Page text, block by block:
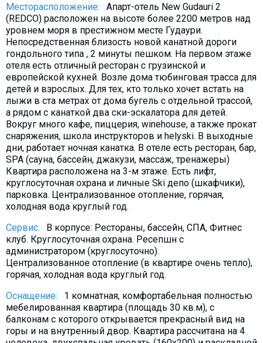
Месторасположение:
Апарт-отель New Gudauri 2
(REDCO) расположен на высоте более 2200 метров над
уровнем моря в престижном месте Гудаури.
Непосредственная близость новой канатной дороги
гондольного типа , 2 минуты пешком. На первом этаже
отеля есть отличный ресторан с грузинской и
европейской кухней. Возле дома тюбинговая трасса для
детей и взрослых. Для тех, кто только хочет встать на
лыжи в ста метрах от дома бугель с отдельной трассой,
а рядом с канаткой два ски-эскалатора для детей.
Вокруг много кафе, пиццерия, winehouse, а также прокат
снаряжения, школа инструкторов и helyski. В выходные
дни, работает ночная канатка. В отеле есть ресторан, бар,
SPA (сауна, бассейн, джакузи, массаж, тренажеры)
Квартира расположена на 3-м этаже. Есть лифт,
круглосуточная охрана и личные Ski депо (шкафчики),
парковка. Централизованное отопление, горячая,
холодная вода круглый год.
Сервис:
В корпусе: Рестораны, бассейн, СПА, Фитнес
клуб. Круглосуточная охрана. Ресепшн с
администратором (круглосуточно).
Централизованное отопление (в квартире очень тепло),
горячая, холодная вода круглый год.
Оснащение:
1 комнатная, комфортабельная полностью
мебeлированная квартира (площадь 30 кв.м), с
балконам с которого открывается прекрасный вид на
горы и на внутренный двор. Квартира рассчитана на 4
Отчеты
Безопасность